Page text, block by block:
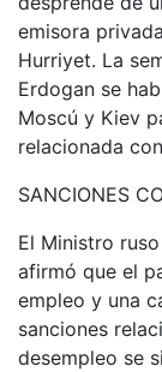
emisora
Hurriyet. La
Erdogan se
Moscú y Kiev
relacionada
SANCIONES
El Ministro
afirmó que el
empleo y una
sanciones
desempleo se